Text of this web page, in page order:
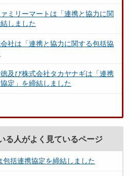
ミリーマートは「連携と協力に関
しました
社は「連携と協力に関する包括協
及び株式会社タカヤナギは「連携
定」を締結しました
る人がよく見ているページ
括連携協定を締結しました